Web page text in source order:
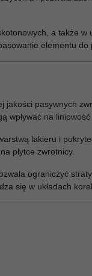
a także
elementu do
pasywnych
wpływać na liniowość
lakieru i
płytce zwrotnicy.
ograniczyć
się w układach